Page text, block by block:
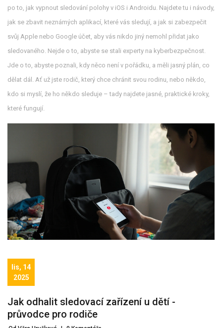
po to, jak vypnout sledování polohy v iOS i Androidu. Najdete tu i návody,
jak se zbavit neznámých aplikací, které vás sledují, a jak si zabezpečit
svůj Apple nebo Google účet, aby vás nikdo jiný nemohl přidat jako
sledovaného. Nejde o to, abyste se stali experty na kyberbezpečnost.
Jde o to, abyste poznali, kdy něco není v pořádku, a měli jasný plán, co
dělat dál. Ať už jste rodič, který chce chránit svou rodinu, nebo někdo,
kdo si myslí, že ho někdo sleduje – tady najdete jasné, praktické kroky,
které fungují.
lis, 14
2025
Jak odhalit sledovací zařízení u dětí -
průvodce pro rodiče